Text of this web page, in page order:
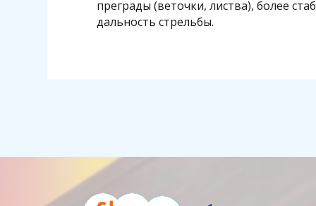
преграды (веточки, листва), более
дальность стрельбы.